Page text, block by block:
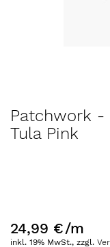
Anfang
der
Patchwork
Tula Pink
24,99 €/m
inkl. 19% MwSt., zzgl.